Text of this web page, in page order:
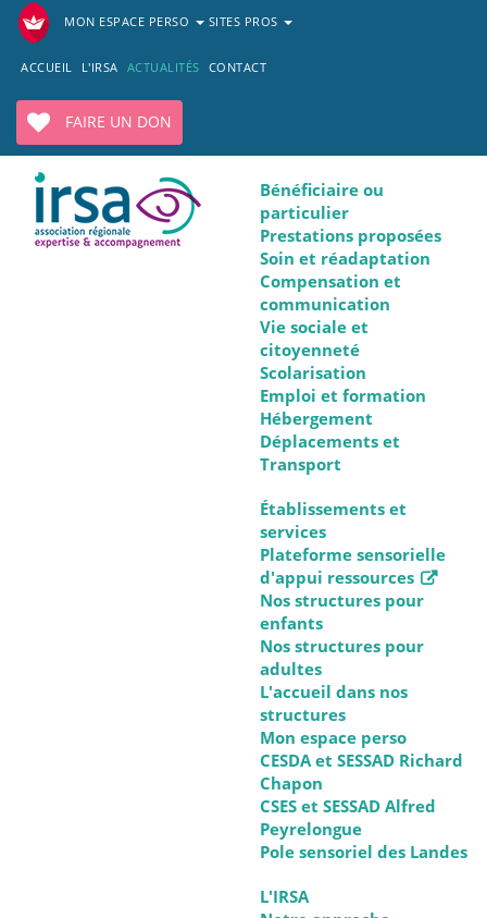
MON ESPACE PERSO SITES PROS
ACCUEIL L'IRSA ACTUALITÉS CONTACT
FAIRE UN DON
Bénéficiaire ou
particulier
Prestations proposées
Soin et réadaptation
Compensation et
communication
Vie sociale et
citoyenneté
Scolarisation
Emploi et formation
Hébergement
Déplacements et
Transport
Établissements et
services
Plateforme sensorielle
d'appui ressources
Nos structures pour
enfants
Nos structures pour
adultes
L'accueil dans nos
structures
Mon espace perso
CESDA et SESSAD Richard
Chapon
CSES et SESSAD Alfred
Peyrelongue
Pole sensoriel des Landes
L'IRSA